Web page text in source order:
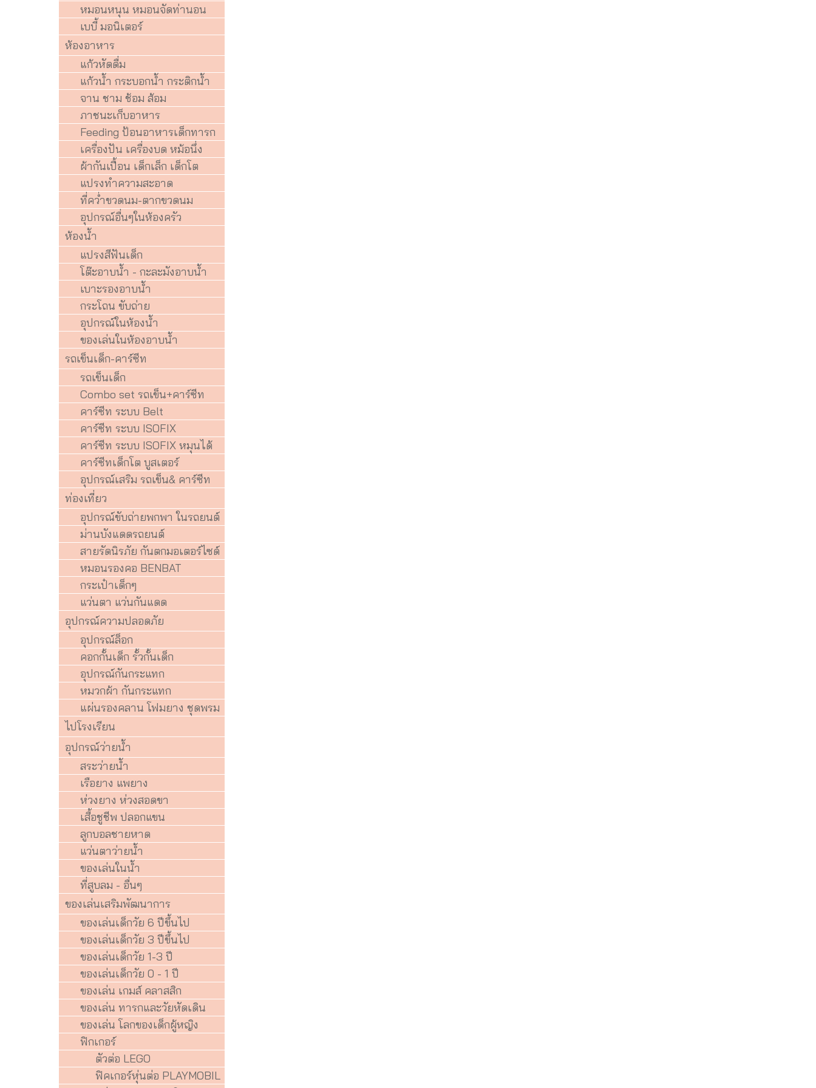
หมอนหนุน หมอนจัดท่านอน
เบบี้ มอนิเตอร์
ห้องอาหาร
แก้วหัดดื่ม
แก้วน้ำ กระบอกน้ำ กระติกน้ำ
จาน ชาม ช้อม ส้อม
ภาชนะเก็บอาหาร
Feeding ป้อนอาหารเด็กทารก
เครื่องปัน เครื่องบด หม้อนึ่ง
ผ้ากันเปื้อน เด็กเล็ก เด็กโต
แปรงทำความสะอาด
ที่คว่ำขวดนม-ตากขวดนม
อุปกรณ์อื่นๆในห้องครัว
ห้องน้ำ
แปรงสีฟันเด็ก
โต๊ะอาบน้ำ - กะละมังอาบน้ำ
เบาะรองอาบน้ำ
กระโถน ขับถ่าย
อุปกรณ์ในห้องน้ำ
ของเล่นในห้องอาบน้ำ
รถเข็นเด็ก-คาร์ซีท
รถเข็นเด็ก
Combo set รถเข็น+คาร์ซีท
คาร์ซีท ระบบ Belt
คาร์ซีท ระบบ ISOFIX
คาร์ซีท ระบบ ISOFIX หมุนได้
คาร์ซีทเด็กโต บูสเตอร์
อุปกรณ์เสริม รถเข็น& คาร์ซีท
ท่องเที่ยว
อุปกรณ์ขับถ่ายพกพา ในรถยนต์
ม่านบังแดดรถยนต์
สายรัดนิรภัย กันตกมอเตอร์ไซด์
หมอนรองคอ BENBAT
กระเป๋าเด็กๆ
แว่นตา แว่นกันแดด
อุปกรณ์ความปลอดภัย
อุปกรณ์ล็อก
คอกกั้นเด็ก รั้วกั้นเด็ก
อุปกรณ์กันกระแทก
หมวกผ้า กันกระแทก
แผ่นรองคลาน โฟมยาง ชุดพรม
ไปโรงเรียน
อุปกรณ์ว่ายน้ำ
สระว่ายน้ำ
เรือยาง แพยาง
ห่วงยาง ห่วงสอดขา
เสื้อชูชีพ ปลอกแขน
ลูกบอลชายหาด
แว่นตาว่ายน้ำ
ของเล่นในน้ำ
ที่สูบลม - อื่นๆ
ของเล่นเสริมพัฒนาการ
ของเล่นเด็กวัย 6 ปีขึ้นไป
ของเล่นเด็กวัย 3 ปีขึ้นไป
ของเล่นเด็กวัย 1-3 ปี
ของเล่นเด็กวัย 0 - 1 ปี
ของเล่น เกมส์ คลาสสิก
ของเล่น ทารกและวัยหัดเดิน
ของเล่น โลกของเด็กผู้หญิง
ฟิกเกอร์
ตัวต่อ LEGO
ฟิคเกอร์หุ่นต่อ PLAYMOBIL